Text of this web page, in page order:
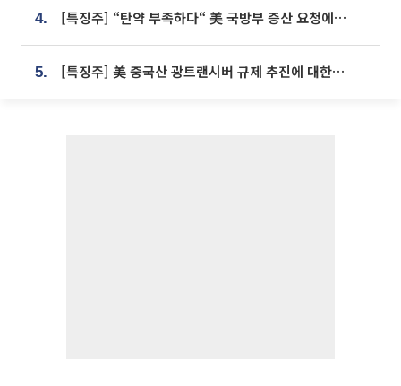
4. [특징주] “탄약 부족하다“ 美 국방부 증산 요청에⋯국내 방산주 급등세
5. [특징주] 美 중국산 광트랜시버 규제 추진에 대한광통신 등 광통신株 강세